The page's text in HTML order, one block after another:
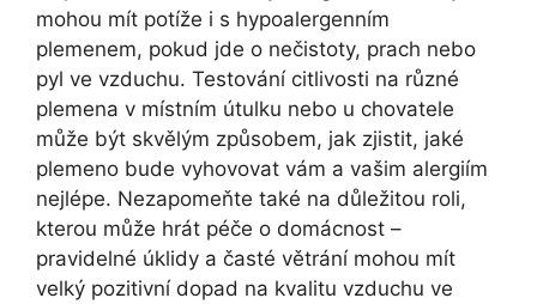
mohou mít potíže i s hypoalergenním
⁢plemenem, pokud jde o nečistoty,​ prach nebo
pyl ve vzduchu. Testování citlivosti na‌ různé
plemena v ‌místním útulku​ nebo u chovatele
⁤může být skvělým​ způsobem,⁢ jak zjistit, jaké
plemeno⁤ bude vyhovovat vám a vašim alergiím⁤
nejlépe. Nezapomeňte také na důležitou roli,
⁢kterou může hrát péče o‌ domácnost ⁢–
⁤pravidelné⁣ úklidy a časté větrání⁢ mohou mít
velký pozitivní dopad na kvalitu vzduchu‌ ve ​